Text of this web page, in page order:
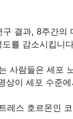
결과, 8주간의
를 감소시킵니
사람들은 세포
이 세포 수준
레스 호르몬인